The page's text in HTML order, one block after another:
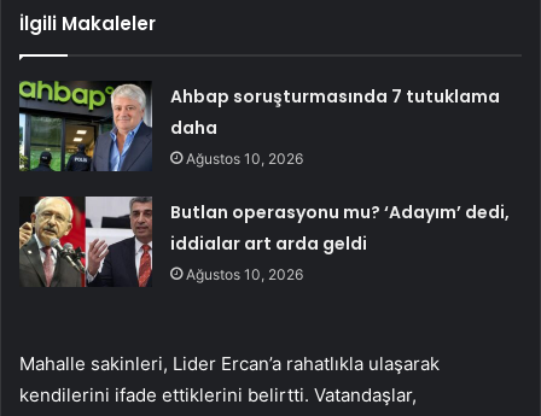
İlgili Makaleler
Ahbap soruşturmasında 7 tutuklama
daha
Ağustos 10, 2026
Butlan operasyonu mu? ‘Adayım’ dedi,
iddialar art arda geldi
Ağustos 10, 2026
Mahalle sakinleri, Lider Ercan’a rahatlıkla ulaşarak
kendilerini ifade ettiklerini belirtti. Vatandaşlar,